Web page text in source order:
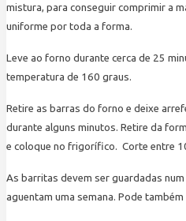
mistura, para conseguir comprimir a
uniforme por toda a forma.
Leve ao forno durante cerca de 25
temperatura de 160 graus.
Retire as barras do forno e deixe
durante alguns minutos. Retire da
e coloque no frigorífico. Corte entre
As barritas devem ser guardadas
aguentam uma semana. Pode também